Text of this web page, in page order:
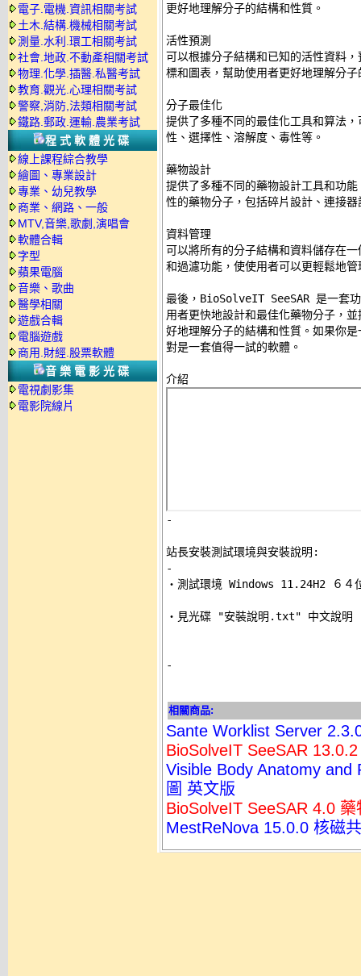
電子.電機.資訊相關考試
土木.結構.機械相關考試
測量.水利.環工相關考試
社會.地政.不動產相關考試
物理.化學.插醫.私醫考試
教育.觀光.心理相關考試
警察,消防,法類相關考試
鐵路.郵政.運輸.農業考試
程式軟體光碟
線上課程綜合教學
繪圖、專業設計
專業、幼兒教學
商業、網路、一般
MTV,音樂,歌劇,演唱會
軟體合輯
字型
蘋果電腦
音樂、歌曲
醫學相關
遊戲合輯
電腦遊戲
商用.財經.股票軟體
音樂電影光碟
電視劇影集
電影院線片
更好地理解分子的結構和性質。
活性預測
可以根據分子結構和已知的活性資料
標和圖表，幫助使用者更好地理解分
分子最佳化
提供了多種不同的最佳化工具和算法
性、選擇性、溶解度、毒性等。
藥物設計
提供了多種不同的藥物設計工具和功
性的藥物分子，包括碎片設計、連接
資料管理
可以將所有的分子結構和資料儲存在
和過濾功能，使使用者可以更輕鬆地
最後，BioSolveIT SeeSAR 是一套
用者更快地設計和最佳化藥物分子，
好地理解分子的結構和性質。如果你
對是一套值得一試的軟體。
-
站長安裝測試環境與安裝說明:
-
‧測試環境 Windows 11.24H2 ６４
‧見光碟 "安裝說明.txt" 中文說明
-
相關商品:
Sante Worklist Server
BioSolveIT SeeSAR
Visible Body Anatomy and
圖 英文版
BioSolveIT SeeSAR 4.0
MestReNova 15.0.0 核磁